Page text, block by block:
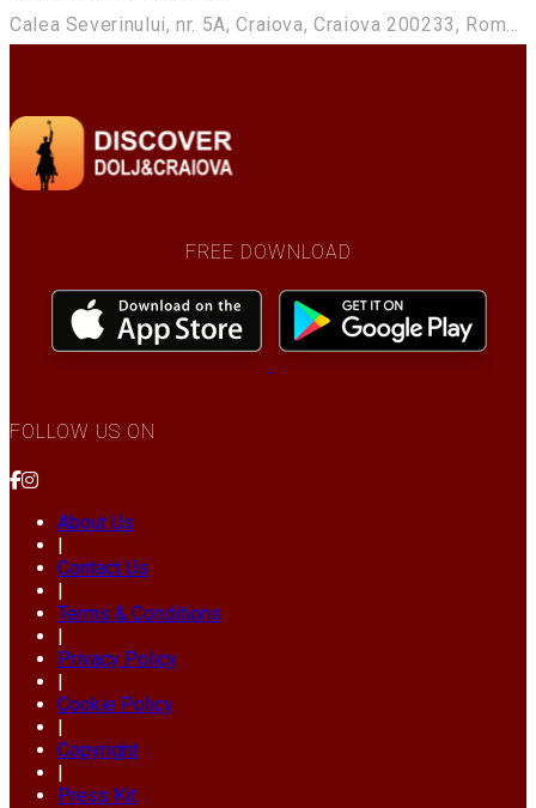
Calea Severinului, nr. 5A, Craiova, Craiova 200233, Romania
FREE DOWNLOAD
FOLLOW US ON
About Us
|
Contact Us
|
Terms & Conditions
|
Privacy Policy
|
Cookie Policy
|
Copyright
|
Press Kit